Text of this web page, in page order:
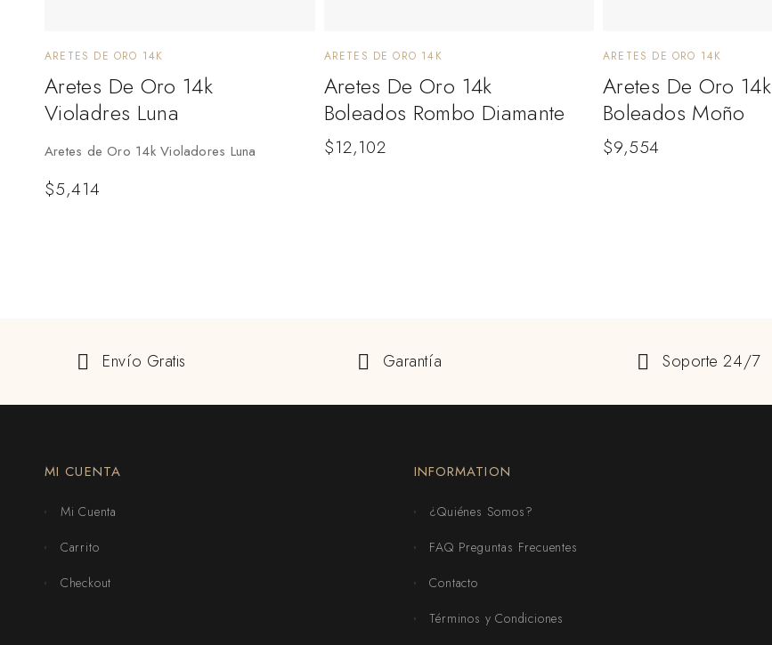
ARETES DE ORO 14K
Aretes De Oro 14k
Violadres Luna
Aretes de Oro 14k Violadores Luna
$5,414
ARETES DE ORO 14K
Aretes De Oro 14k
Boleados Rombo Diamante
$12,102
ARETES DE ORO 14K
Aretes De Oro 14k
Boleados Moño
$9,554
Envío Gratis Garantía Soporte 24/7
MI CUENTA
Mi Cuenta
Carrito
Checkout
INFORMATION
¿Quiénes Somos?
FAQ Preguntas Frecuentes
Contacto
Términos y Condiciones